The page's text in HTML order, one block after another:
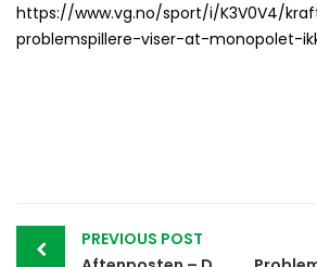
https://www.vg.no/sport/i/K3V0V4/
problemspillere-viser-at-monopolet-
Post
navigation
PREVIOUS POST